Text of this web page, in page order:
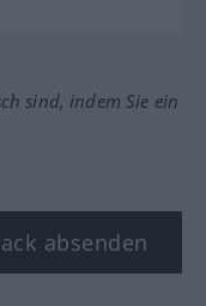
sind, indem Sie ein
absenden